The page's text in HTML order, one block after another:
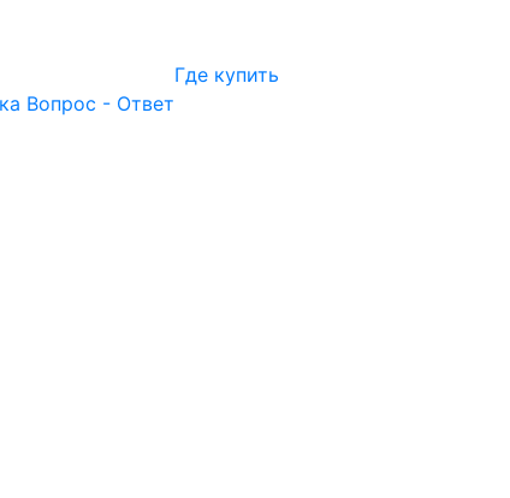
Вопрос - Ответ
Где купить